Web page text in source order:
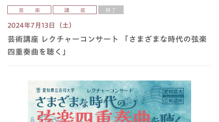
音 楽 講 座 終了
2024年7月13日（土）
芸術講座 レクチャーコンサート 「さまざまな時代の弦楽
四重奏曲を聴く」